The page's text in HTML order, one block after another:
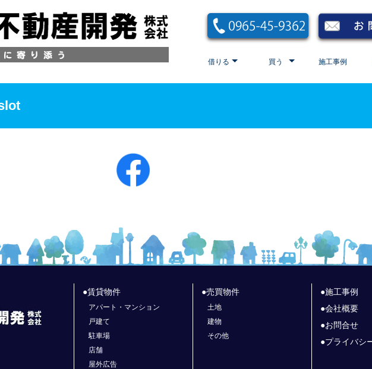
借りる 買う 施工事例
賃貸物件
アパート・マンション
戸建て
駐車場
店舗
屋外広告
売買物件
土地
建物
その他
施工事例
会社概要
お問合せ
プライバシ